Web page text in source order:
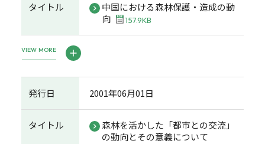
タイトル
中国における森林保護・造成の動
向
157.9KB
VIEW MORE
発行日 2001年06月01日
タイトル
森林を活かした「都市との交流」
の動向とその意義について